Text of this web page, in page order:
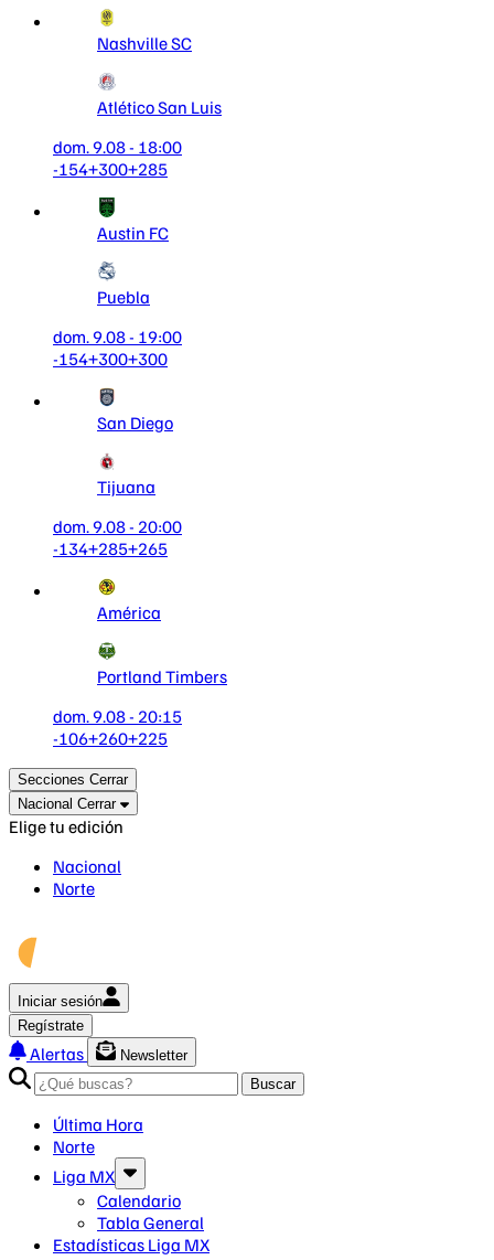
Nashville SC
Atlético San Luis
dom. 9.08 - 18:00
-154+300+285
Austin FC
Puebla
dom. 9.08 - 19:00
-154+300+300
San Diego
Tijuana
dom. 9.08 - 20:00
-134+285+265
América
Portland Timbers
dom. 9.08 - 20:15
-106+260+225
Secciones Cerrar
Nacional Cerrar
Elige tu edición
Nacional
Norte
Iniciar sesión
Regístrate
Alertas
Newsletter
Buscar
Última Hora
Norte
Liga MX
Calendario
Tabla General
Estadísticas Liga MX